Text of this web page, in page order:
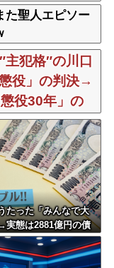
た聖人エピソー
主犯格″の川口
役」の判決→
役30年」の
たった「みんなで大
実態は2881億円の債